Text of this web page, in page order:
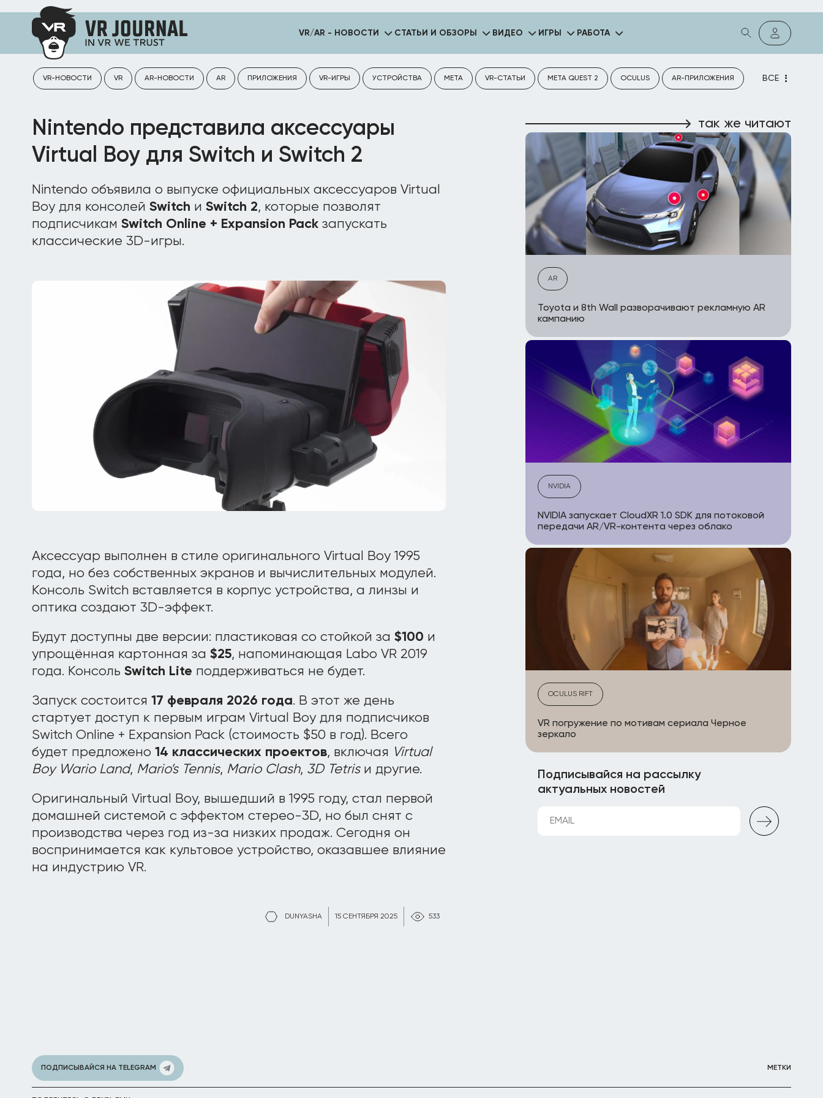
VR/AR - НОВОСТИ СТАТЬИ И ОБЗОРЫ ВИДЕО ИГРЫ РАБОТА
VR-НОВОСТИ VR AR-НОВОСТИ AR ПРИЛОЖЕНИЯ VR-ИГРЫ УСТРОЙСТВА META VR-СТАТЬИ META QUEST 2 OCULUS AR-ПРИЛОЖЕНИЯ ВСЕ
DUNYASHA 15 СЕНТЯБРЯ 2025 533
Nintendo представила аксессуары
Virtual Boy для Switch и Switch 2
Nintendo объявила о выпуске официальных аксессуаров Virtual
Boy для консолей Switch и Switch 2, которые позволят
подписчикам Switch Online + Expansion Pack запускать
классические 3D-игры.
Аксессуар выполнен в стиле оригинального Virtual Boy 1995
года, но без собственных экранов и вычислительных модулей.
Консоль Switch вставляется в корпус устройства, а линзы и
оптика создают 3D-эффект.
Будут доступны две версии: пластиковая со стойкой за $100 и
упрощённая картонная за $25, напоминающая Labo VR 2019
года. Консоль Switch Lite поддерживаться не будет.
Запуск состоится 17 февраля 2026 года. В этот же день
стартует доступ к первым играм Virtual Boy для подписчиков
Switch Online + Expansion Pack (стоимость $50 в год). Всего
будет предложено 14 классических проектов, включая Virtual
Boy Wario Land, Mario’s Tennis, Mario Clash, 3D Tetrisи другие.
Оригинальный Virtual Boy, вышедший в 1995 году, стал первой
домашней системой с эффектом стерео-3D, но был снят с
производства через год из-за низких продаж. Сегодня он
воспринимается как культовое устройство, оказавшее влияние
на индустрию VR.
так же читают
AR
Toyota и 8th Wall разворачивают рекламную AR
кампанию
NVIDIA
NVIDIA запускает CloudXR 1.0 SDK для потоковой
передачи AR/VR-контента через облако
OCULUS RIFT
VR погружение по мотивам сериала Черное
зеркало
Подписывайся на рассылку
актуальных новостей
ПОДПИСЫВАЙСЯ НА TELEGRAM МЕТКИ